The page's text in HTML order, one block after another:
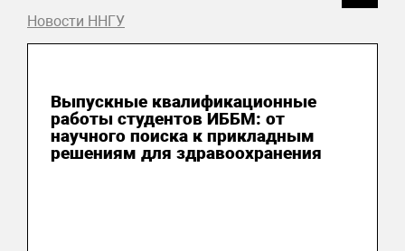
Новости ННГУ
Выпускные квалификационные
работы студентов ИББМ: от
научного поиска к прикладным
решениям для здравоохранения